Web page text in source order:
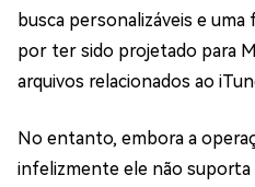
busca personalizáveis e uma
por ter sido projetado para
arquivos relacionados ao
No entanto, embora a
infelizmente ele não suporta